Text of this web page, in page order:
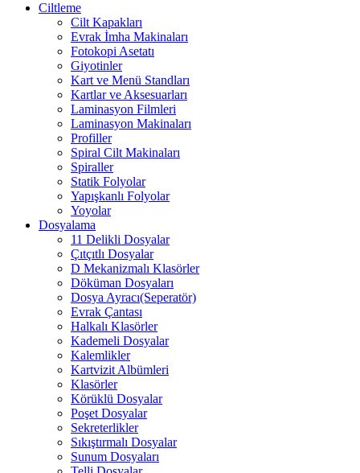
Ciltleme
Cilt Kapakları
Evrak İmha Makinaları
Fotokopi Asetatı
Giyotinler
Kart ve Menü Standları
Kartlar ve Aksesuarları
Laminasyon Filmleri
Laminasyon Makinaları
Profiller
Spiral Cilt Makinaları
Spiraller
Statik Folyolar
Yapışkanlı Folyolar
Yoyolar
Dosyalama
11 Delikli Dosyalar
Çıtçıtlı Dosyalar
D Mekanizmalı Klasörler
Döküman Dosyaları
Dosya Ayracı(Seperatör)
Evrak Çantası
Halkalı Klasörler
Kademeli Dosyalar
Kalemlikler
Kartvizit Albümleri
Klasörler
Körüklü Dosyalar
Poşet Dosyalar
Sekreterlikler
Sıkıştırmalı Dosyalar
Sunum Dosyaları